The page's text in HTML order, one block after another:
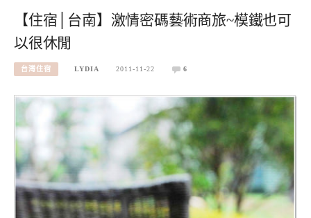
【住宿│台南】激情密碼藝術商旅~模鐵也可
以很休閒
台灣住宿 LYDIA 2011-11-22 6